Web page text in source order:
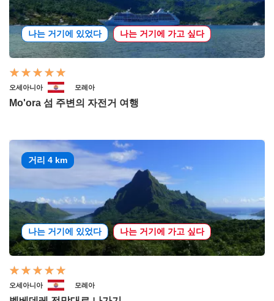
나는 거기에 있었다 나는 거기에 가고 싶다
오세아니아 모레아
Mo'ora 섬 주변의 자전거 여행
거리 4 km
나는 거기에 있었다 나는 거기에 가고 싶다
오세아니아 모레아